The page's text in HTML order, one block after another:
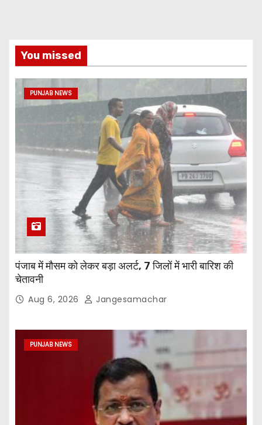
You missed
PUNJAB NEWS
पंजाब में मौसम को लेकर बड़ा अलर्ट, 7 जिलों में भारी बारिश की
चेतावनी
Aug 6, 2026 Jangesamachar
PUNJAB NEWS